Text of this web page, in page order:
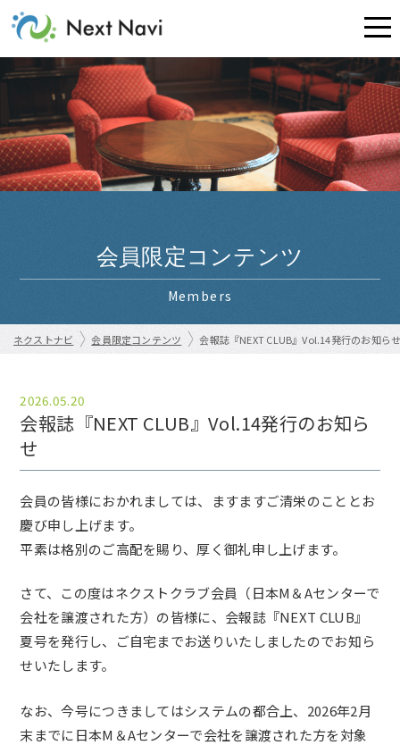
会員限定コンテンツ
Members
ネクストナビ 会員限定コンテンツ 会報誌『NEXT CLUB』Vol.14発行のお知ら
2026.05.20
会報誌『NEXT CLUB』Vol.14発行のお知ら
せ
会員の皆様におかれましては、ますますご清栄のこととお
慶び申し上げます。
平素は格別のご高配を賜り、厚く御礼申し上げます。
さて、この度はネクストクラブ会員（日本M＆Aセンターで
会社を譲渡された方）の皆様に、会報誌『NEXT CLUB』
夏号を発行し、ご自宅までお送りいたしましたのでお知ら
せいたします。
なお、今号につきましてはシステムの都合上、2026年2月
末までに日本M＆Aセンターで会社を譲渡された方を対象